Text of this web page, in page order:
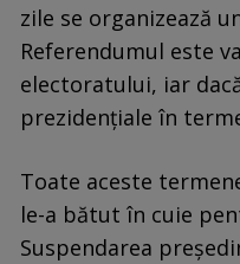
zile se organizează
Referendumul este
electoratului, iar
prezidențiale în
Toate aceste
le-a bătut în cuie
Suspendarea